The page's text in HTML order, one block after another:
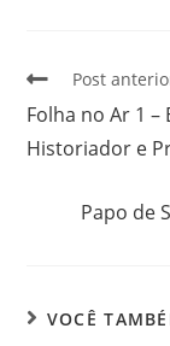
Post
Folha no Ar 1
Historiador e
Papo de
VOCÊ